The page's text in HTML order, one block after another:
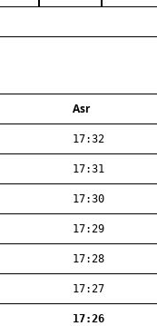
Asr
17:32
17:31
17:30
17:29
17:28
17:27
17:26